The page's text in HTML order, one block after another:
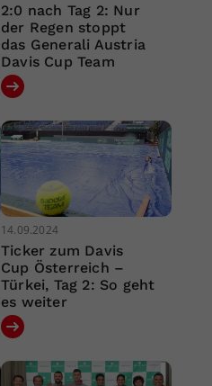
2:0 nach Tag 2: Nur
der Regen stoppt
das Generali Austria
Davis Cup Team
14.09.2024
Ticker zum Davis
Cup Österreich –
Türkei, Tag 2: So geht
es weiter